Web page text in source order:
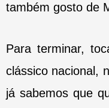
também gosto de
Para terminar,
clássico nacional,
já sabemos que